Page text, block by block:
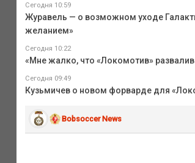
Сегодня 10:59
Журавель — о возможном уходе
желанием»
Сегодня 10:22
«Мне жалко, что «Локомотив»
Сегодня 09:49
Кузьмичев о новом форварде для
Bobsoccer News